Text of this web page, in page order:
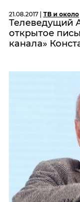
21.08.2017 | ТВ и около
Телеведущий
открытое
канала»